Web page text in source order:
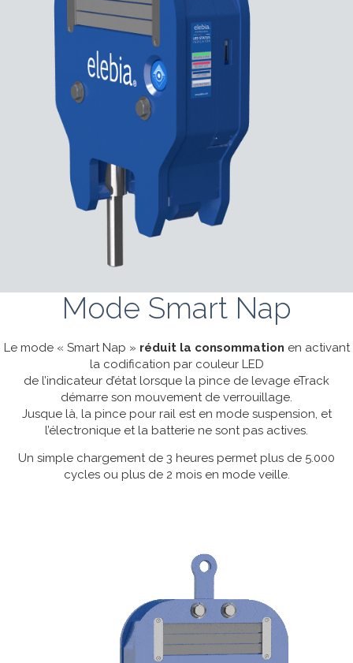
Mode Smart Nap
Le mode « Smart Nap » réduit la consommation en activant
la codification par couleur LED
de l’indicateur d’état lorsque la pince de levage eTrack
démarre son mouvement de verrouillage.
Jusque là, la pince pour rail est en mode suspension, et
l’électronique et la batterie ne sont pas actives.
Un simple chargement de 3 heures permet plus de 5.000
cycles ou plus de 2 mois en mode veille.